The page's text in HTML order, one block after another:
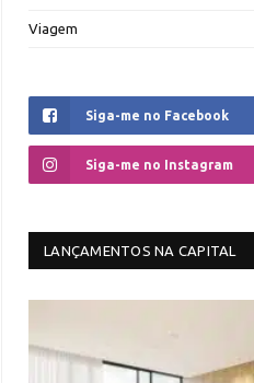
Viagem
Siga-me no Facebook
Siga-me no Instagram
LANÇAMENTOS NA CAPITAL